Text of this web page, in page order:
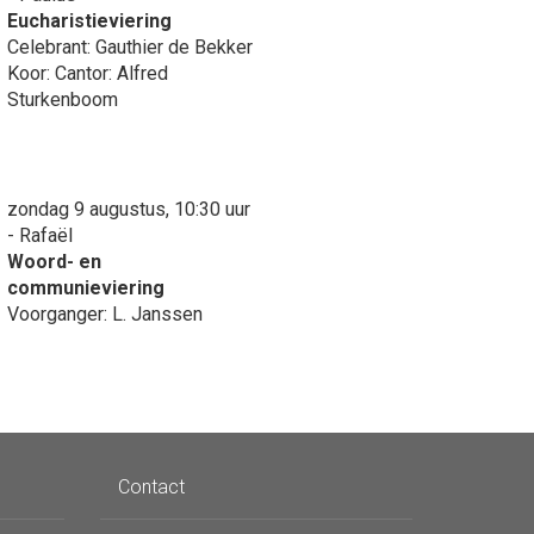
Eucharistieviering
Celebrant: Gauthier de Bekker
Koor: Cantor: Alfred
Sturkenboom
zondag 9 augustus, 10:30 uur
- Rafaël
Woord- en
communieviering
Voorganger: L. Janssen
Contact